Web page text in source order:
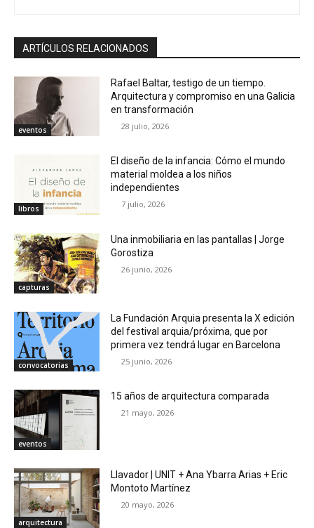
ARTÍCULOS RELACIONADOS
eventos
Rafael Baltar, testigo de un tiempo.
Arquitectura y compromiso en una Galicia
en transformación
28 julio, 2026
libros
El diseño de la infancia: Cómo el mundo
material moldea a los niños
independientes
7 julio, 2026
capturas
Una inmobiliaria en las pantallas | Jorge
Gorostiza
26 junio, 2026
convocatorias
La Fundación Arquia presenta la X edición
del festival arquia/próxima, que por
primera vez tendrá lugar en Barcelona
25 junio, 2026
eventos
15 años de arquitectura comparada
21 mayo, 2026
arquitectura
Llavador | UNIT + Ana Ybarra Arias + Eric
Montoto Martínez
20 mayo, 2026